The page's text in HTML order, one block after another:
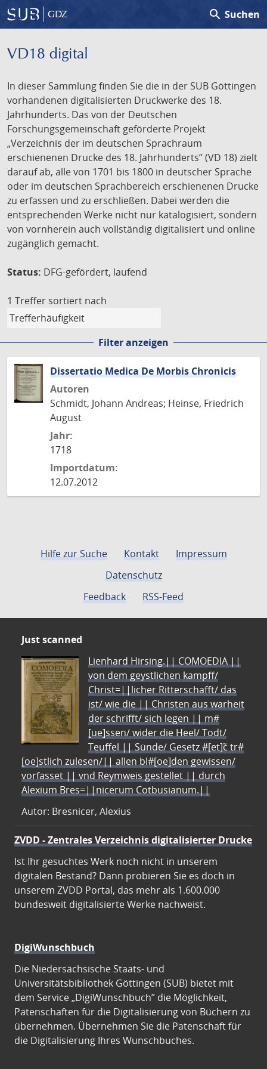
GDZ search Suchen
VD18 digital
In dieser Sammlung finden Sie die in der SUB Göttingen
vorhandenen digitalisierten Druckwerke des 18.
Jahrhunderts. Das von der Deutschen
Forschungsgemeinschaft geförderte Projekt
„Verzeichnis der im deutschen Sprachraum
erschienenen Drucke des 18. Jahrhunderts” (VD 18) zielt
darauf ab, alle von 1701 bis 1800 in deutscher Sprache
oder im deutschen Sprachbereich erschienenen Drucke
zu erfassen und zu erschließen. Dabei werden die
entsprechenden Werke nicht nur katalogisiert, sondern
von vornherein auch vollständig digitalisiert und online
zugänglich gemacht.
Status: DFG-gefördert, laufend
1 Treffer sortiert nach
Filter anzeigen
Dissertatio Medica De Morbis Chronicis
Autoren
Schmidt, Johann Andreas; Heinse, Friedrich
August
Jahr:
1718
Importdatum:
12.07.2012
Hilfe zur Suche Kontakt
Impressum
Datenschutz
Feedback
RSS-Feed
Just scanned
Lienhard Hirsing.|| COMOEDIA ||
von dem geystlichen kampff/
Christ=||licher Ritterschafft/ das
ist/ wie die || Christen aus warheit
der schrifft/ sich legen || m#
[ue]ssen/ wider die Heel/ Todt/
Teuffel || Sünde/ Gesetz #[et]c̃ tr#
[oe]stlich zulesen/|| allen bl#[oe]den gewissen/
vorfasset || vnd Reymweis gestellet || durch
Alexium Bres=||nicerum Cotbusianum.||
Autor: Bresnicer, Alexius
ZVDD - Zentrales Verzeichnis digitalisierter Drucke
Ist Ihr gesuchtes Werk noch nicht in unserem
digitalen Bestand? Dann probieren Sie es doch in
unserem ZVDD Portal, das mehr als 1.600.000
bundesweit digitalisierte Werke nachweist.
DigiWunschbuch
Die Niedersächsische Staats- und
Universitätsbibliothek Göttingen (SUB) bietet mit
dem Service „DigiWunschbuch” die Möglichkeit,
Patenschaften für die Digitalisierung von Büchern zu
übernehmen. Übernehmen Sie die Patenschaft für
die Digitalisierung Ihres Wunschbuches.